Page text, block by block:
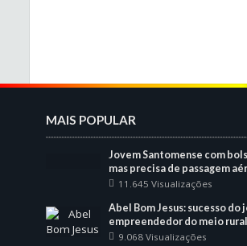
MAIS POPULAR
Jovem Santomense com
mas precisa de passagem
11.645 Visualizações
Abel Bom Jesus: sucesso do
empreendedor do meio rural
9.068 Visualizações